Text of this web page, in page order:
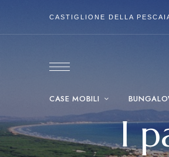
CASTIGLIONE DELLA
CASE MOBILI
I